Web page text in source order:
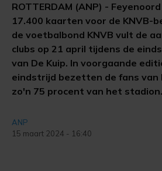
ROTTERDAM (ANP) -
17.400 kaarten voor de KNVB-
de voetbalbond KNVB vult de
clubs op 21 april tijdens de
van De Kuip. In voorgaande
eindstrijd bezetten de fans van
zo'n 75 procent van het stadion.
ANP
15 maart 2024 - 16:40